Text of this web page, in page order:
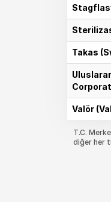
Takas
Valör
T.C.
diğer her